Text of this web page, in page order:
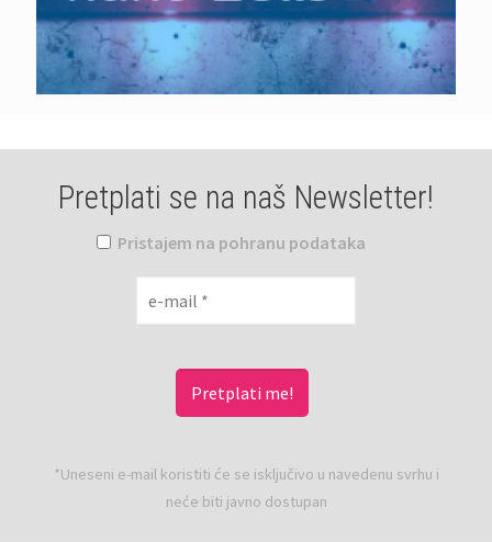
Pretplati se na naš Newsletter!
Pristajem na pohranu podataka
*Uneseni e-mail koristiti će se isključivo u navedenu svrhu i
neće biti javno dostupan